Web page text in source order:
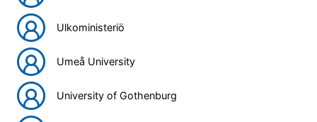
Ulkoministeriö
Umeå University
University of Gothenburg